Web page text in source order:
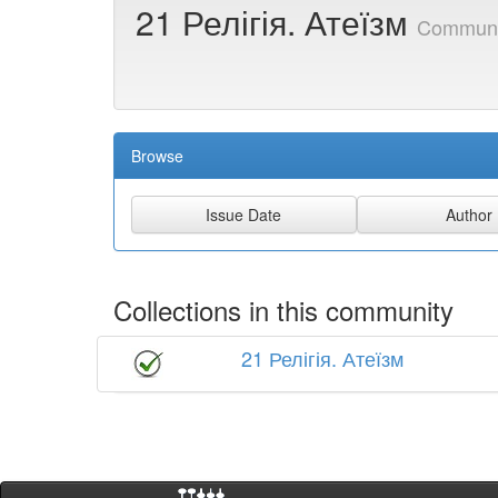
21 Релігія. Атеїзм
Browse
Collections in this community
21 Релігія. Атеїзм